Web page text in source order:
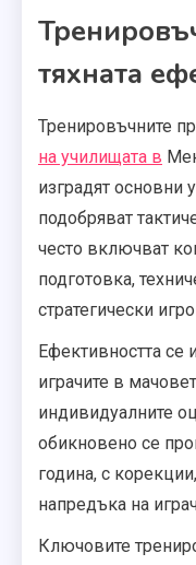
тяхната
Тренировъчните
на училищата в
изградят
подобряват
често включват
подготовка,
стратегически
Ефективността се
играчите в
индивидуалните
обикновено се
година, с
напредъка на
Ключовите